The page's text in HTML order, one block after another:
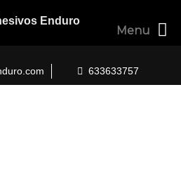
633633757
Menu